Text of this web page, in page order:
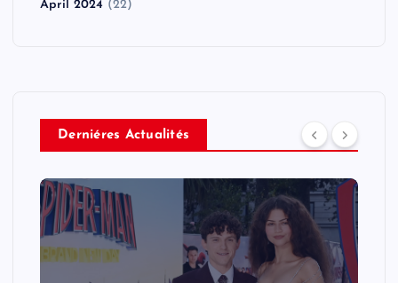
April 2024 (22)
Derniéres Actualités